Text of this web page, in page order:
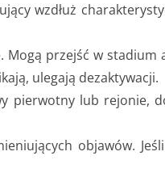
wzdłuż
Mogą przejść w stadium
ulegają dezaktywacji.
pierwotny lub rejonie,
objawów.